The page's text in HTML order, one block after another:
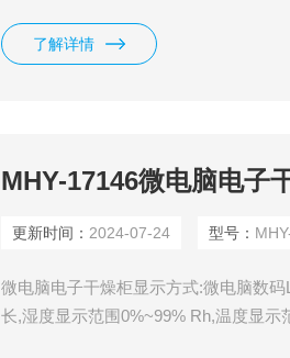
了解详情
MHY-17146微电脑电子
更新时间： 2024-07-24 型号：
微电脑电子干燥柜显示方式:微电脑数
长,湿度显示范围0%~99% Rh,温度显